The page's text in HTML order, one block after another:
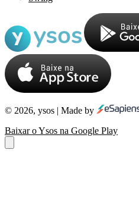
© 2026, ysos | Made by
Baixar o Ysos na Google Play